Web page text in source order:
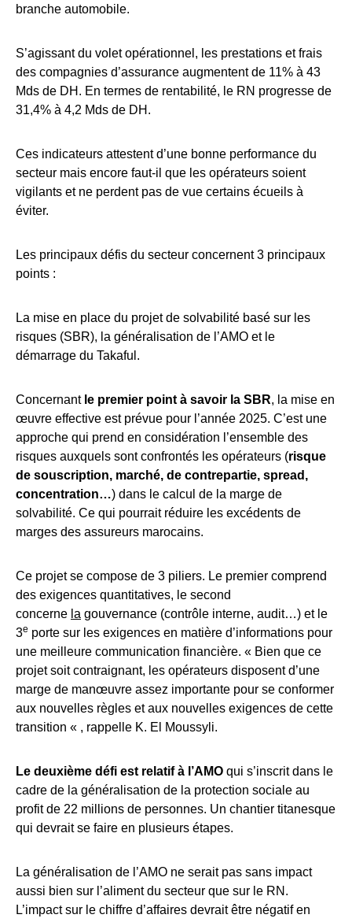
branche automobile.
S’agissant du volet opérationnel, les prestations et frais
des compagnies d’assurance augmentent de 11% à 43
Mds de DH. En termes de rentabilité, le RN progresse de
31,4% à 4,2 Mds de DH.
Ces indicateurs attestent d’une bonne performance du
secteur mais encore faut-il que les opérateurs soient
vigilants et ne perdent pas de vue certains écueils à
éviter.
Les principaux défis du secteur concernent 3 principaux
points :
La mise en place du projet de solvabilité basé sur les
risques (SBR), la généralisation de l’AMO et le
démarrage du Takaful.
Concernant le premier point à savoir la SBR, la mise en
œuvre effective est prévue pour l’année 2025. C’est une
approche qui prend en considération l’ensemble des
risques auxquels sont confrontés les opérateurs (risque
de souscription, marché, de contrepartie, spread,
concentration…) dans le calcul de la marge de
solvabilité. Ce qui pourrait réduire les excédents de
marges des assureurs marocains.
Ce projet se compose de 3 piliers. Le premier comprend
des exigences quantitatives, le second
concerne la gouvernance (contrôle interne, audit…) et le
3e porte sur les exigences en matière d’informations pour
une meilleure communication financière. « Bien que ce
projet soit contraignant, les opérateurs disposent d’une
marge de manœuvre assez importante pour se conformer
aux nouvelles règles et aux nouvelles exigences de cette
transition « , rappelle K. El Moussyli.
Le deuxième défi est relatif à l’AMO qui s’inscrit dans le
cadre de la généralisation de la protection sociale au
profit de 22 millions de personnes. Un chantier titanesque
qui devrait se faire en plusieurs étapes.
La généralisation de l’AMO ne serait pas sans impact
aussi bien sur l’aliment du secteur que sur le RN.
L’impact sur le chiffre d’affaires devrait être négatif en